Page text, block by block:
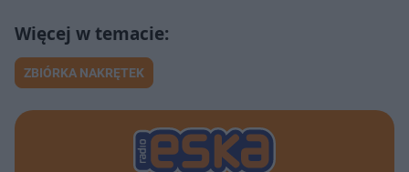
ZBIÓRKA NAKRĘTEK